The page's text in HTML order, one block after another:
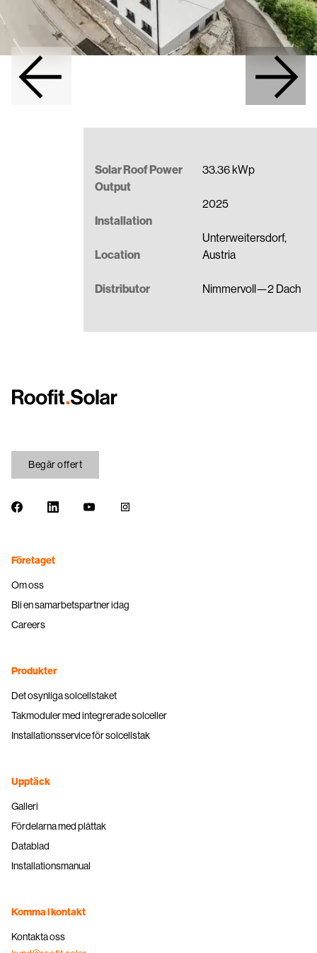
Solar Roof Power
Output
Installation
Location
Distributor
33.36 kWp
2025
Unterweitersdorf,
Austria
Nimmervoll—2 Dach
Begär offert
FacebookLinkedIn Youtube
Företaget
Om oss
Bli en samarbetspartner idag
Careers
Produkter
Det osynliga solcellstaket
Takmoduler med integrerade solceller
Installationsservice för solcellstak
Upptäck
Galleri
Fördelarna med plåttak
Datablad
Installationsmanual
Komma i kontakt
Kontakta oss